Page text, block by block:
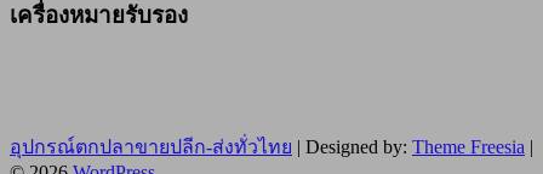
เครื่องหมายรับรอง
อุปกรณ์ตกปลาขายปลีก-ส่งทั่วไทย | Designed by: Theme Freesia |